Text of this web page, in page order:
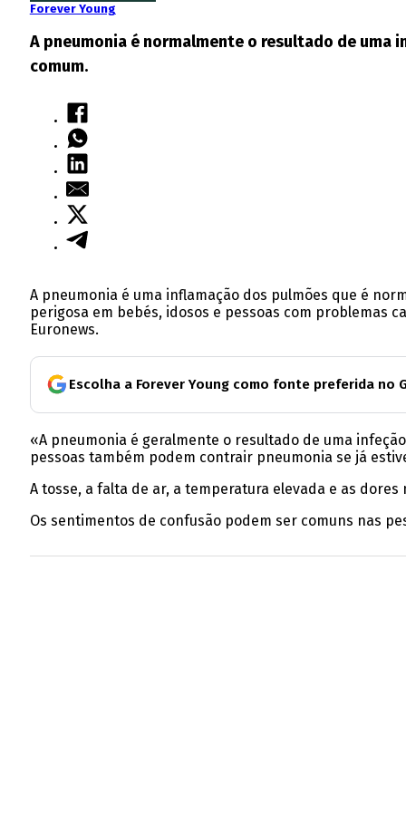
Forever Young
A pneumonia é normalmente o resultado de uma
comum.
A pneumonia é uma inflamação dos pulmões que é
perigosa em bebés, idosos e pessoas com problemas
Euronews.
Escolha a Forever Young como fonte preferida no
«A pneumonia é geralmente o resultado de uma
pessoas também podem contrair pneumonia se já
A tosse, a falta de ar, a temperatura elevada e as
Os sentimentos de confusão podem ser comuns nas